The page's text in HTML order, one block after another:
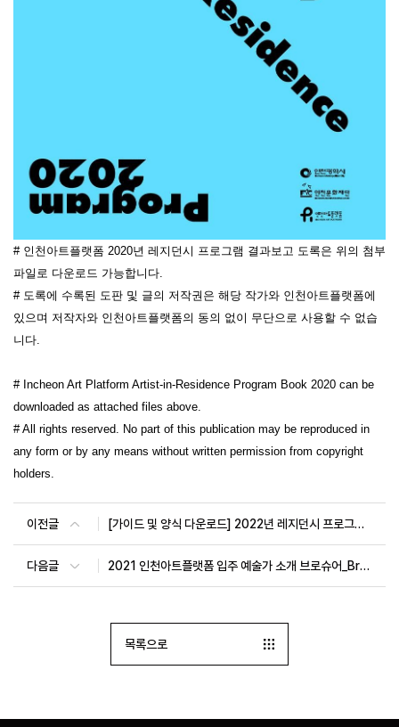
# 인천아트플랫폼 2020년 레지던시 프로그램 결과보고 도록은 위의 첨부
파일로 다운로드 가능합니다.
# 도록에 수록된 도판 및 글의 저작권은 해당 작가와 인천아트플랫폼에
있으며 저작자와 인천아트플랫폼의 동의 없이 무단으로 사용할 수 없습
니다.
# Incheon Art Platform Artist-in-Residence Program Book 2020 can be
downloaded as attached files above.
#All rights reserved. No part of this publication may be reproduced in
any form or by any means without written permission from copyright
holders.
이전글 [가이드 및 양식 다운로드] 2022년 레지던시 프로그램 입주 예술가 및 지역연구 오픈랩 프로젝트 레지던시 지원사업 모집
다음글 2021 인천아트플랫폼 입주 예술가 소개 브로슈어_Brochure of Platform Artists 2021
목록으로